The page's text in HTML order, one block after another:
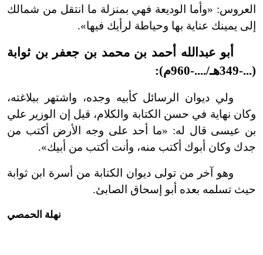
العروس: «وأما الوديعة فهي بمنزلة ما
انتقل من شمالك
إلى يمينك عناية بها وحياطة لرأيك فيها».
أبو عبد الله أحمد بن محمد بن جعفر بن ثوابة
(
...
-349هـ/.... -960م):
ولي ديوان الرسائل كأبيه وجده، واشتهر ببلاغته،
وكان نهاية في حسن الكتابة والكلام، قيل إن الوزير علي
بن عيسى قال له: «ما أحد على وجه الأرض أكتب من
جدك وكان أبوك أكتب منه، وأنت أكتب من أبيك».
وهو آخر من تولى ديوان الكتابة من أسرة ابن ثوابة
حيث تسلمه بعده أبو إسحاق ا لصابئ.
نهلة الحمصي